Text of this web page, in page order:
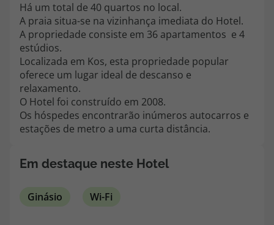
218 925 471
Custo de uma chamada para a rede fixa nacional.
A sua agência de viagens Top Atlântico tem a preocupação de estar
sempre mais perto de si, para maior comodidade e total facilidade
na marcação das suas viagens, tem ainda ao seu dispor o nosso call
center a funcionar todos os dias úteis das 10:00 às 20:00 e Sábado
das 10:00 às 14:00.
topatlantico@topatlantico.com
Há um total de 40 quartos no local.
A praia situa-se na vizinhança imediata do Hotel.
A propriedade consiste em 36 apartamentos e 4
estúdios.
Localizada em Kos, esta propriedade popular
oferece um lugar ideal de descanso e
relaxamento.
O Hotel foi construído em 2008.
Os hóspedes encontrarão inúmeros autocarros e
estações de metro a uma curta distância.
Em destaque neste Hotel
Ginásio Wi-Fi